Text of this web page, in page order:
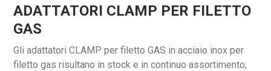
ADATTATORI CLAMP PER FILETTO
GAS
Gli adattatori CLAMP per filetto GAS in acciaio inox per
filetto gas risultano in stock e in continuo assortimento;